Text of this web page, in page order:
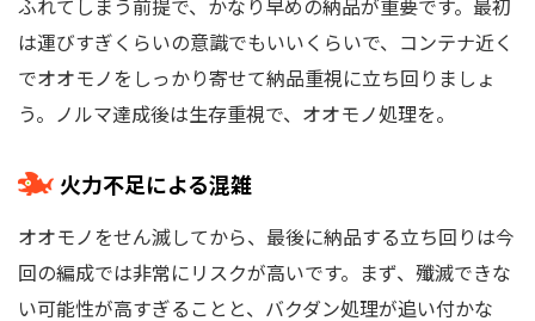
ふれてしまう前提で、かなり早めの納品が重要です。最初
は運びすぎくらいの意識でもいいくらいで、コンテナ近く
でオオモノをしっかり寄せて納品重視に立ち回りましょ
う。ノルマ達成後は生存重視で、オオモノ処理を。
火力不足による混雑
オオモノをせん滅してから、最後に納品する立ち回りは今
回の編成では非常にリスクが高いです。まず、殲滅できな
い可能性が高すぎることと、バクダン処理が追い付かな